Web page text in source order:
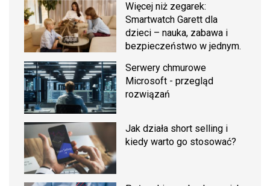
Więcej niż zegarek:
Smartwatch Garett dla
dzieci – nauka, zabawa i
bezpieczeństwo w jednym.
Serwery chmurowe
Microsoft - przegląd
rozwiązań
Jak działa short selling i
kiedy warto go stosować?